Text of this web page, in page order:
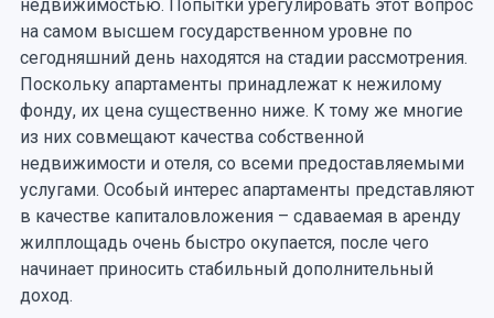
недвижимостью. Попытки урегулировать этот вопрос
на самом высшем государственном уровне по
сегодняшний день находятся на стадии рассмотрения.
Поскольку апартаменты принадлежат к нежилому
фонду, их цена существенно ниже. К тому же многие
из них совмещают качества собственной
недвижимости и отеля, со всеми предоставляемыми
услугами. Особый интерес апартаменты представляют
в качестве капиталовложения – сдаваемая в аренду
жилплощадь очень быстро окупается, после чего
начинает приносить стабильный дополнительный
доход.